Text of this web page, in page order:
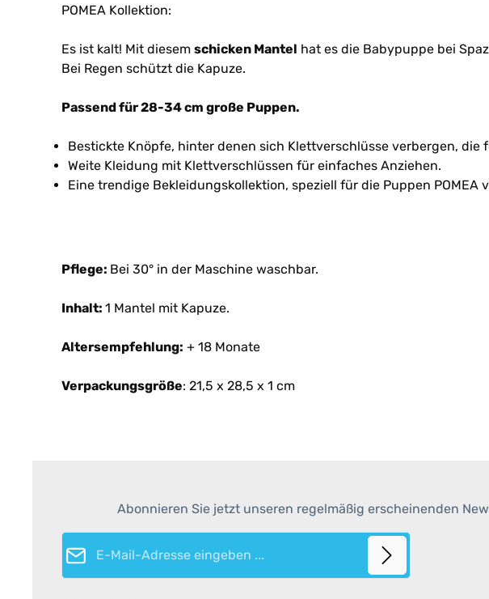
POMEA Kollektion:
Es ist kalt! Mit diesem schicken Mantel hat es die Babypuppe bei
Bei Regen schützt die Kapuze.
Passend für 28-34 cm große Puppen.
Bestickte Knöpfe, hinter denen sich Klettverschlüsse verbergen,
Weite Kleidung mit Klettverschlüssen für einfaches Anziehen.
Eine trendige Bekleidungskollektion, speziell für die Puppen POMEA
Pflege: Bei 30° in der Maschine waschbar.
Inhalt: 1 Mantel mit Kapuze.
Altersempfehlung: + 18 Monate
Verpackungsgröße: 21,5 x 28,5 x 1 cm
Abonnieren Sie jetzt unseren regelmäßig erscheinenden
E-Mail-Adresse*